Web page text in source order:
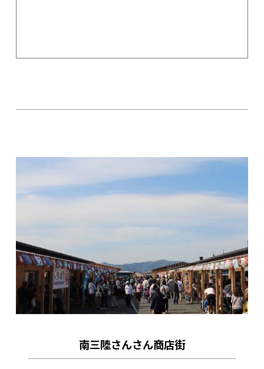
南三陸さんさん商店街